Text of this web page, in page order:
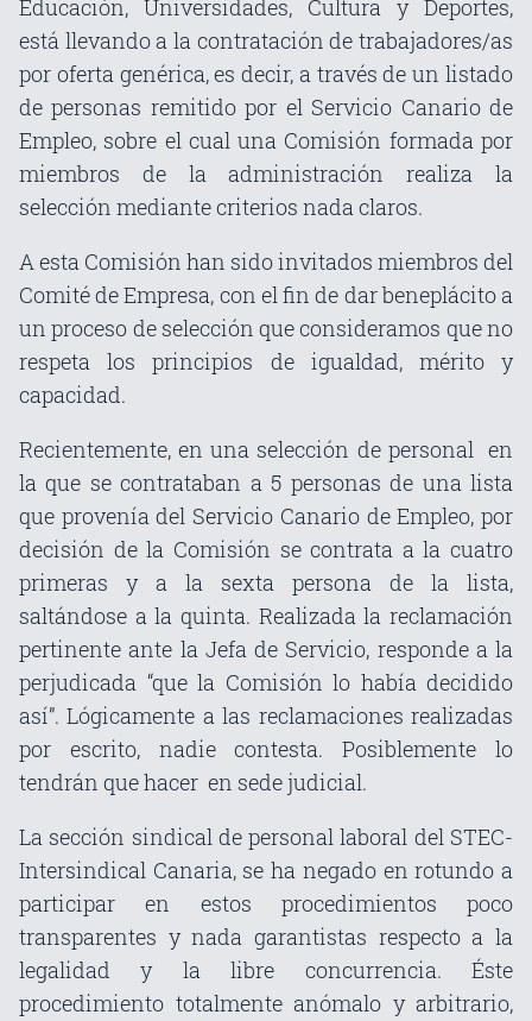
Educación, Universidades, Cultura y Deportes,
está llevando a la contratación de trabajadores/as
por oferta genérica, es decir, a través de un listado
de personas remitido por el Servicio Canario de
Empleo, sobre el cual una Comisión formada por
miembros de la administración realiza la
selección mediante criterios nada claros.
A esta Comisión han sido invitados miembros del
Comité de Empresa, con el fin de dar beneplácito a
un proceso de selección que consideramos que no
respeta los principios de igualdad, mérito y
capacidad.
Recientemente, en una selección de personal en
la que se contrataban a 5 personas de una lista
que provenía del Servicio Canario de Empleo, por
decisión de la Comisión se contrata a la cuatro
primeras y a la sexta persona de la lista,
saltándose a la quinta. Realizada la reclamación
pertinente ante la Jefa de Servicio, responde a la
perjudicada “que la Comisión lo había decidido
así”. Lógicamente a las reclamaciones realizadas
por escrito, nadie contesta. Posiblemente lo
tendrán que hacer en sede judicial.
La sección sindical de personal laboral del STEC-
Intersindical Canaria, se ha negado en rotundo a
participar en estos procedimientos poco
transparentes y nada garantistas respecto a la
legalidad y la libre concurrencia. Éste
procedimiento totalmente anómalo y arbitrario,